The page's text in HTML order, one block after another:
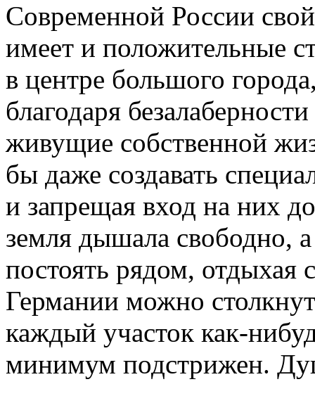
Современной России
имеет и положительные
в центре большого
благодаря
живущие собственной
бы даже создавать
и запрещая вход на них
земля дышала свободно,
постоять рядом, отдыхая
Германии можно
каждый участок как-
минимум подстрижен.